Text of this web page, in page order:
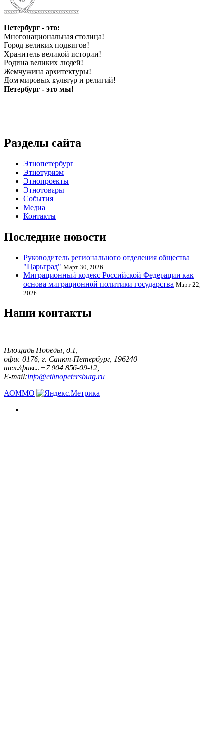
Петербург - это:
Многонациональная столица!
Город великих подвигов!
Хранитель великой истории!
Родина великих людей!
Жемчужина архитектуры!
Дом мировых культур и религий!
Петербург - это мы!
Разделы сайта
Этнопетербург
Этнотуризм
Этнопроекты
Этнотовары
События
Медиа
Контакты
Последние новости
Руководитель регионального отделения общества
"Царьград" Март 30, 2026
Миграционный кодекс Российской Федерации как
основа миграционной политики государства Март 22,
2026
Наши контакты
Площадь Победы, д.1,
офис 0176, г. Санкт-Петербург, 196240
тел./факс.:+7 904 856-09-12;
E-mail:info@ethnopetersburg.ru
АОММО